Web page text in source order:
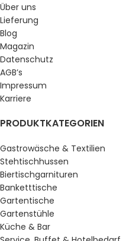
Über uns
Lieferung
Blog
Magazin
Datenschutz
AGB’s
Impressum
Karriere
PRODUKTKATEGORIEN
Gastrowäsche & Textilien
Stehtischhussen
Biertischgarnituren
Banketttische
Gartentische
Gartenstühle
Küche & Bar